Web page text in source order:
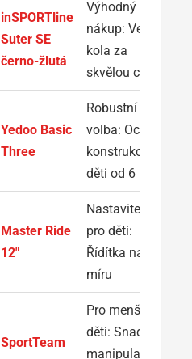
inSPORTline
Suter SE
černo-žlutá
Výhodný
nákup: Velká
kola za
skvělou cenu
Yedoo Basic
Three
Robustní
volba: Ocelová
konstrukce pro
děti od 6 let
Master Ride
12"
Nastavitelná
pro děti:
Řídítka na
míru
SportTeam
Pro menší
děti: Snadná
manipulace a